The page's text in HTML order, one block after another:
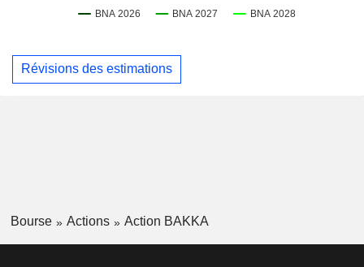
Révisions des estimations
Bourse Actions Action BAKKA